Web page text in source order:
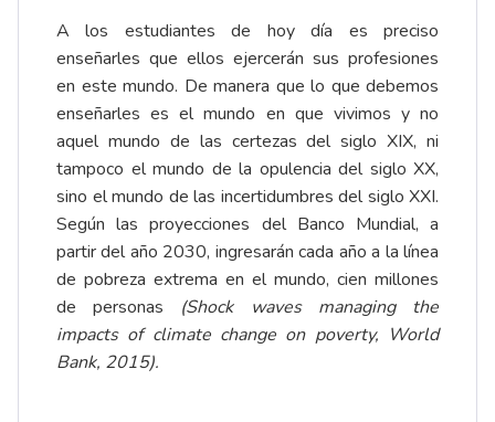
A los estudiantes de hoy día es preciso
enseñarles que ellos ejercerán sus profesiones
en este mundo. De manera que lo que debemos
enseñarles es el mundo en que vivimos y no
aquel mundo de las certezas del siglo XIX, ni
tampoco el mundo de la opulencia del siglo XX,
sino el mundo de las incertidumbres del siglo XXI.
Según las proyecciones del Banco Mundial, a
partir del año 2030, ingresarán cada año a la línea
de pobreza extrema en el mundo, cien millones
de personas (Shock waves managing the
impacts of climate change on poverty, World
Bank, 2015).